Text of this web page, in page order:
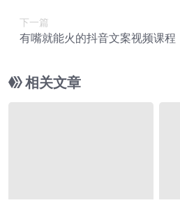
下一篇
有嘴就能火的抖音文案视频课程
相关文章